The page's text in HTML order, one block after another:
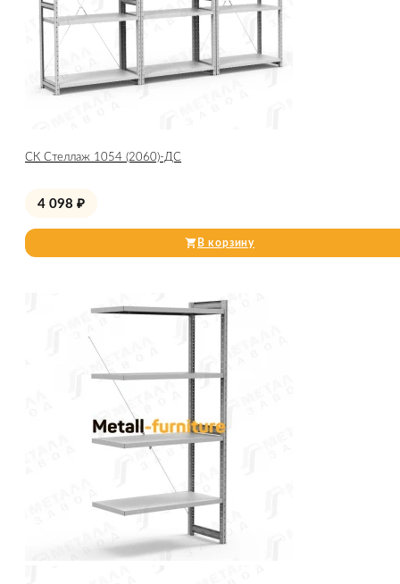
СК Стеллаж 1054 (2060)-ДС
4 098 ₽
В корзину